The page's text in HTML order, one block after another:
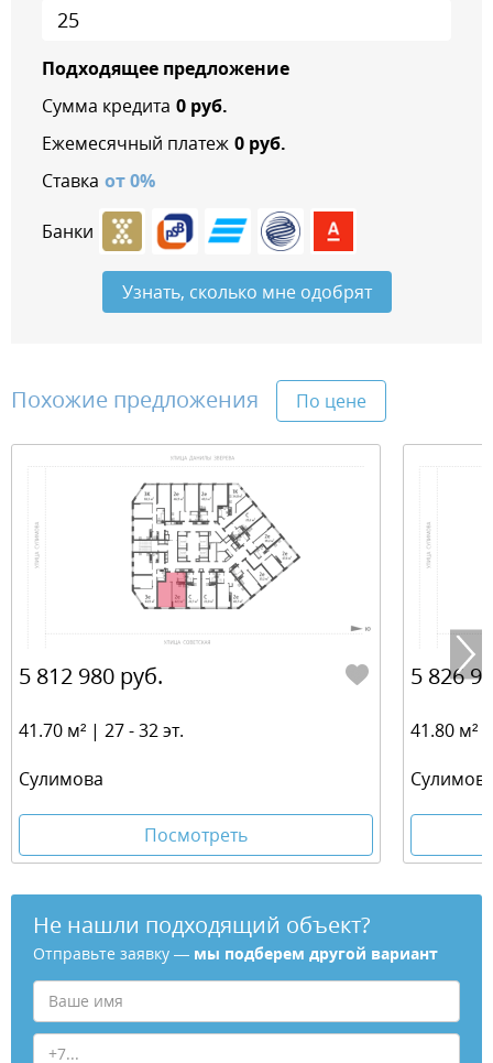
Подходящее предложение
Сумма кредита 0руб.
Ежемесячный платеж 0руб.
Ставка от0%
Банки
Узнать, сколько мне одобрят
Похожие предложения По цене
5 812 980 руб.
41.70 м² | 27 - 32 эт.
​Сулимова
Посмотреть
5 826
41.80 м²
Не нашли подходящий объект?
Отправьте заявку — мы подберем другой вариант